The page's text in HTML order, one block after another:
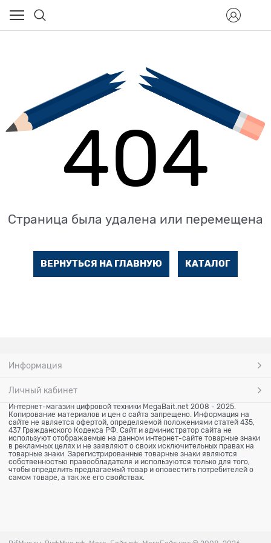
404
Страница была удалена или перемещена
ВЕРНУТЬСЯ НА ГЛАВНУЮ КАТАЛОГ
Информация
Личный кабинет
Интернет-магазин цифровой техники MegaBait.net 2008 - 2025.
Копирование материалов и цен с сайта запрещено. Информация на
сайте не является офертой, определяемой положениями статей 435,
437 Гражданского Кодекса РФ. Сайт и администратор сайта не
используют отображаемые на данном интернет-сайте товарные знаки
в рекламных целях и не заявляют о своих исключительных правах на
товарные знаки. Зарегистрированные товарные знаки являются
собственностью правообладателя и используются только для того,
чтобы определить предлагаемый товар и оповестить потребителей о
самом товаре, а так же его свойствах.